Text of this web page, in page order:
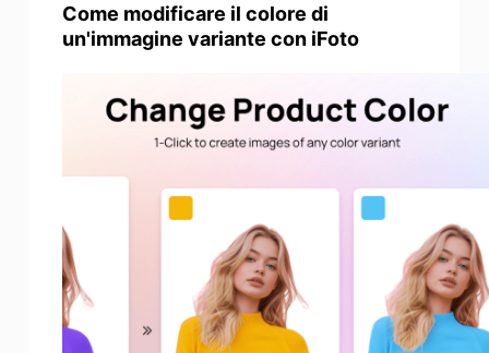
Come modificare il colore di
un'immagine variante con iFoto